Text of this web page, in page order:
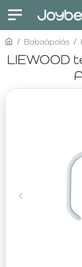
LIEWOOD
homeBabaápolás